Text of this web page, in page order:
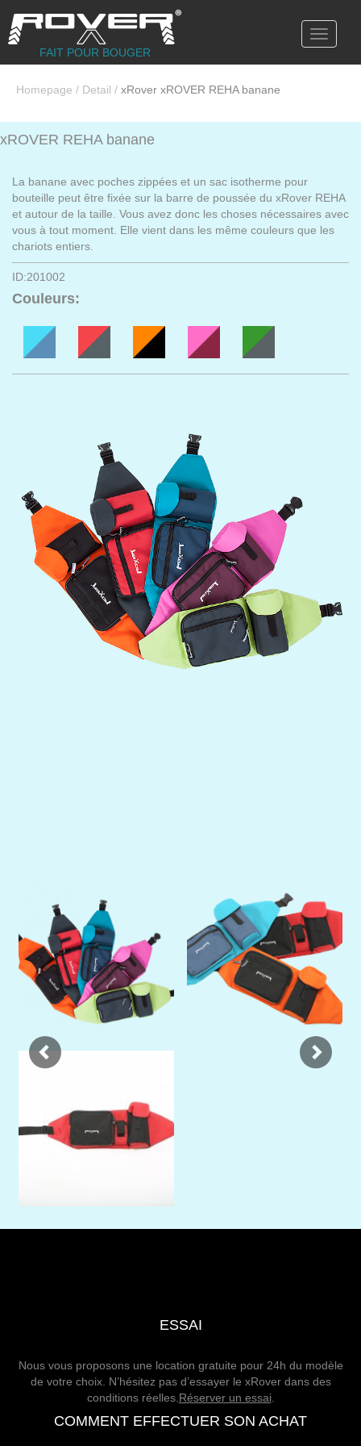
Toggle
FAIT POUR BOUGER
Homepage / Detail / xRover xROVER REHA banane
xROVER REHA banane
La banane avec poches zippées et un sac isotherme pour
bouteille peut être fixée sur la barre de poussée du xRover REHA
et autour de la taille. Vous avez donc les choses nécessaires avec
vous à tout moment. Elle vient dans les même couleurs que les
chariots entiers.
ID:201002
Couleurs:
ESSAI
Nous vous proposons une location gratuite pour 24h du modèle
de votre choix. N’hésitez pas d’essayer le xRover dans des
conditions réelles. Réserver un essai
COMMENT EFFECTUER SON ACHAT